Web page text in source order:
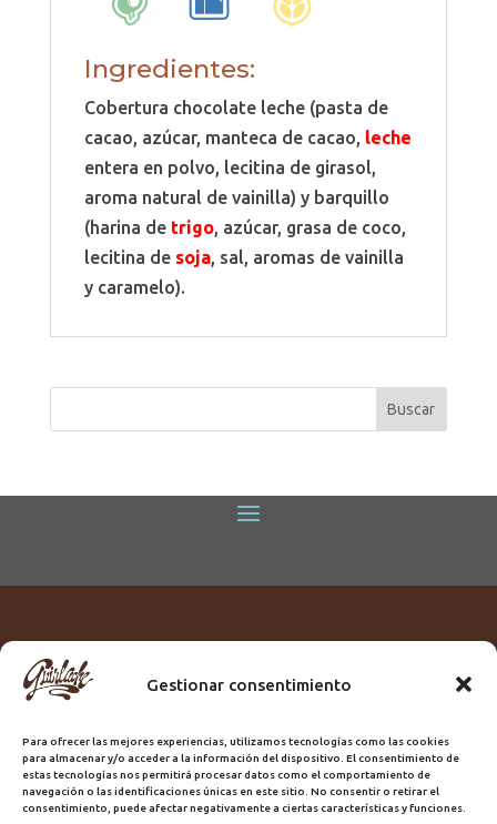
Gestionar consentimiento
Para ofrecer las mejores experiencias, utilizamos tecnologías como las cookies
para almacenar y/o acceder a la información del dispositivo. El consentimiento de
estas tecnologías nos permitirá procesar datos como el comportamiento de
navegación o las identificaciones únicas en este sitio. No consentir o retirar el
consentimiento, puede afectar negativamente a ciertas características y funciones.
Ingredientes:
Cobertura chocolate leche (pasta de
cacao, azúcar, manteca de cacao, leche
entera en polvo, lecitina de girasol,
aroma natural de vainilla) y barquillo
(harina de trigo, azúcar, grasa de coco,
lecitina de soja, sal, aromas de vainilla
y caramelo).
Titular:
ROME GUIRLACHE SL.
Domicilio:Calle Triana, 68
Ciudad:Las Palmas de Gran Canaria
Registro Sanitario:GC/20/PH/7192